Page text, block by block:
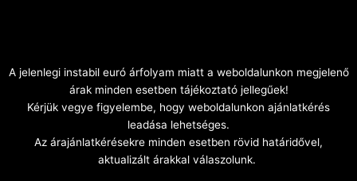
A jelenlegi instabil euró árfolyam miatt a weboldalunkon megjelenő
árak minden esetben tájékoztató jellegűek!
Kérjük vegye figyelembe, hogy weboldalunkon ajánlatkérés
leadása lehetséges.
Az árajánlatkérésekre minden esetben rövid határidővel,
aktualizált árakkal válaszolunk.